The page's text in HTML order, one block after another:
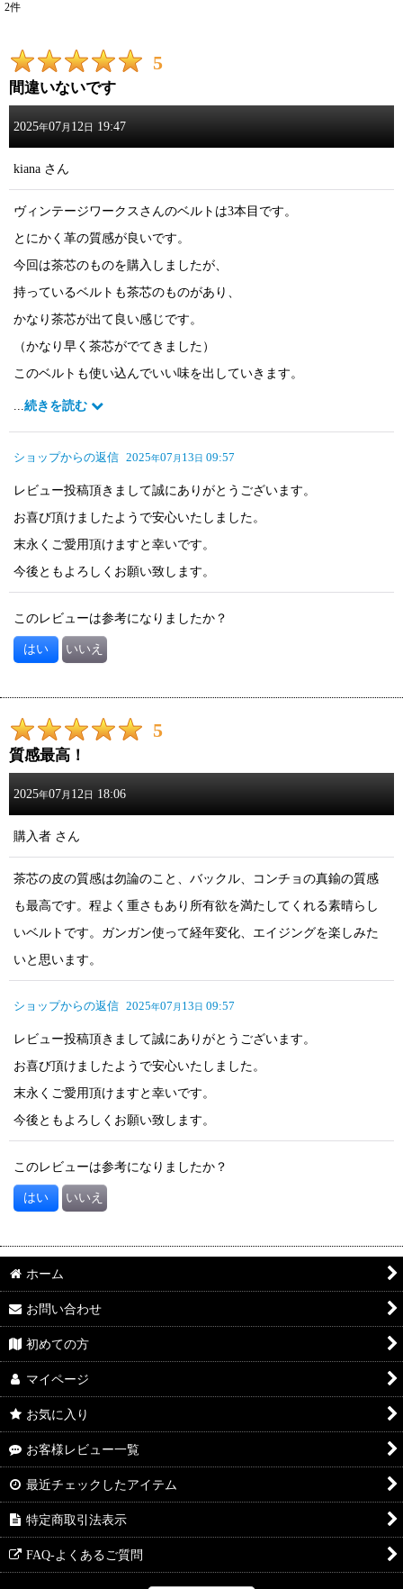
期間:
星の数
並び順:
絞り込む
2件
5
間違いないです
2025年07月 12日 19:47
kiana さん
ヴィンテージワークスさんのベルトは3本目です。
とにかく革の質感が良いです。
今回は茶芯のものを購入しましたが、
持っているベルトも茶芯のものがあり、
かなり茶芯が出て良い感じです。
（かなり早く茶芯がでてきました）
このベルトも使い込んでいい味を出していきます。
今は中々入手も難しくなってきたヴィンテージワークスさん。
続きを読む
ショップからの返信 2025年07 月 13日 09:57
レビュー投稿頂きまして誠にありがとうございます。
お喜び頂けましたようで安心いたしました。
末永くご愛用頂けますと幸いです。
今後ともよろしくお願い致します。
このレビューは参考になりましたか？
はい いいえ
5
質感最高！
2025年07月 12日 18:06
購入者 さん
茶芯の皮の質感は勿論のこと、バックル、コンチョの真鍮の質感
も最高です。程よく重さもあり所有欲を満たしてくれる素晴らし
いベルトです。ガンガン使って経年変化、エイジングを楽しみた
いと思います。
ショップからの返信 2025年07 月 13日 09:57
レビュー投稿頂きまして誠にありがとうございます。
お喜び頂けましたようで安心いたしました。
末永くご愛用頂けますと幸いです。
今後ともよろしくお願い致します。
このレビューは参考になりましたか？
はい いいえ
ホーム
お問い合わせ
初めての方
マイページ
お気に入り
お客様レビュー一覧
最近チェックしたアイテム
特定商取引法表示
FAQ-よくあるご質問